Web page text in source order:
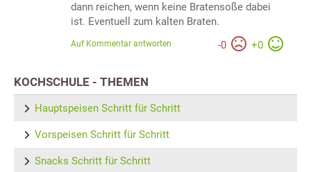
dann reichen, wenn keine Bratensoße dabei
ist. Eventuell zum kalten Braten.
-0 +0
Auf Kommentar antworten
KOCHSCHULE - THEMEN
Hauptspeisen Schritt für Schritt
Vorspeisen Schritt für Schritt
Snacks Schritt für Schritt